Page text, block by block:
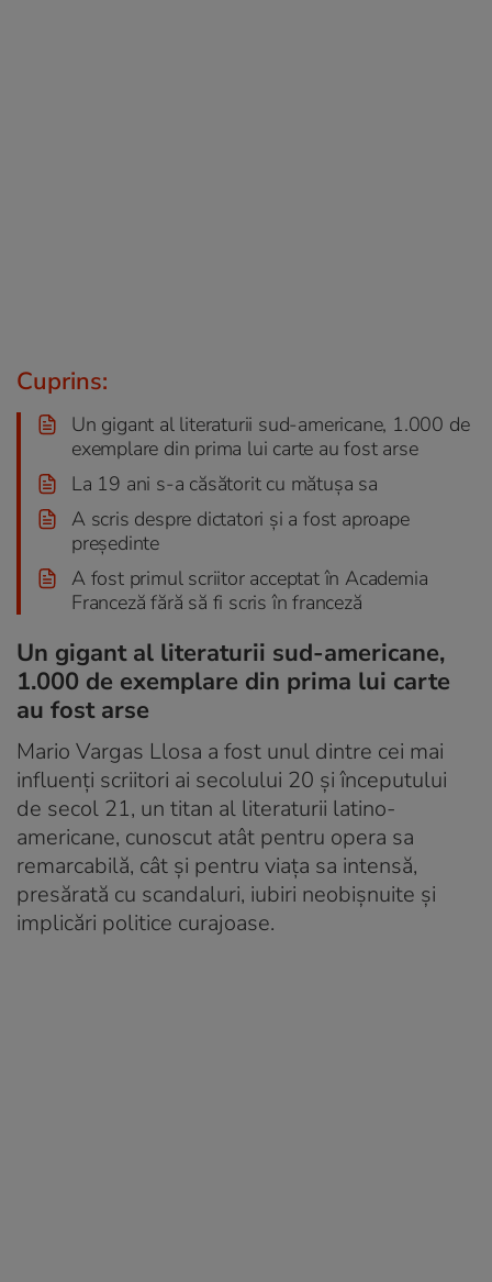
Cuprins:
Un gigant al literaturii sud-americane, 1.000 de
exemplare din prima lui carte au fost arse
La 19 ani s-a căsătorit cu mătușa sa
A scris despre dictatori și a fost aproape
președinte
A fost primul scriitor acceptat în Academia
Franceză fără să fi scris în franceză
Un gigant al literaturii sud-americane,
1.000 de exemplare din prima lui carte
au fost arse
Mario Vargas Llosa a fost unul dintre cei mai
influenți scriitori ai secolului 20 și începutului
de secol 21, un titan al literaturii latino-
americane, cunoscut atât pentru opera sa
remarcabilă, cât și pentru viața sa intensă,
presărată cu scandaluri, iubiri neobișnuite și
implicări politice curajoase.